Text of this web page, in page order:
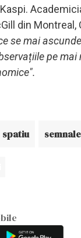
din Montreal,
se mai
pe mai
spatiu